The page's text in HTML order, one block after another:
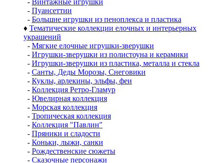
- Винтажные игрушки
- Пуансеттии
- Большие игрушки из пеноплекса и пластика
♦ Тематические коллекции елочных и интерьерных
украшений
- Мягкие елочные игрушки-зверушки
- Игрушки-зверушки из полистоуна и керамики
- Игрушки-зверушки из пластика, металла и стекла
- Санты, Деды Морозы, Снеговики
- Куклы, арлекины, эльфы, феи
- Коллекция Ретро-Гламур
- Ювелирная коллекция
- Морская коллекция
- Тропическая коллекция
- Коллекция "Павлин"
- Пряники и сладости
- Коньки, лыжи, санки
- Рождественские сюжеты
- Сказочные персонажи